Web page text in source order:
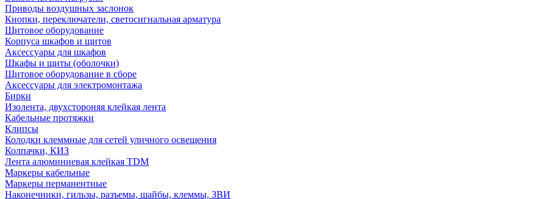
Приводы воздушных заслонок
Кнопки, переключатели, светосигнальная арматура
Щитовое оборудование
Корпуса шкафов и щитов
Аксессуары для шкафов
Шкафы и щиты (оболочки)
Щитовое оборудование в сборе
Аксессуары для электромонтажа
Бирки
Изолента, двухстороняя клейкая лента
Кабельные протяжки
Клипсы
Колодки клеммные для сетей уличного освещения
Колпачки, КИЗ
Лента алюминиевая клейкая TDM
Маркеры кабельные
Маркеры перманентные
Наконечники, гильзы, разъемы, шайбы, клеммы, ЗВИ